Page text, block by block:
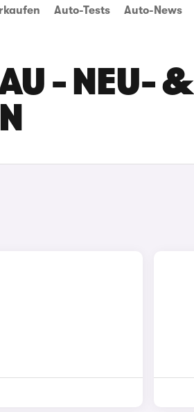
Auto-Tests Auto-News
- NEU- &